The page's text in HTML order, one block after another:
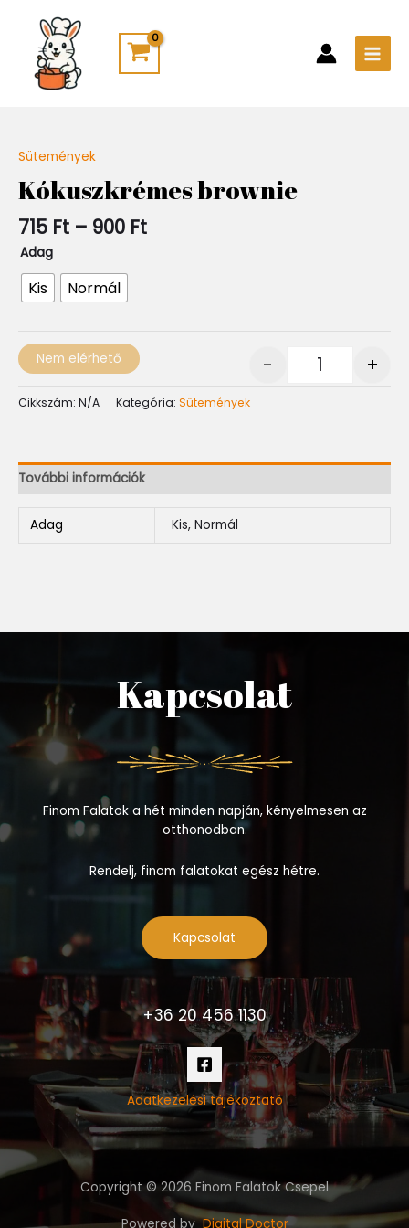
content
Sütemények
Kókuszkrémes brownie
715 Ft – 900 Ft
-
900 Ft
Adag
Kis Normál
- +
Nem elérhető
Cikkszám: N/A Kategória: Sütemények
További információk
Adag Kis, Normál
Kapcsolat
Finom Falatok a hét minden napján, kényelmesen az
otthonodban.
Rendelj, finom falatokat egész hétre.
Kapcsolat
+36 20 456 1130
Adatkezelési tájékoztató
Copyright © 2026 Finom Falatok Csepel
Powered byDigital Doctor